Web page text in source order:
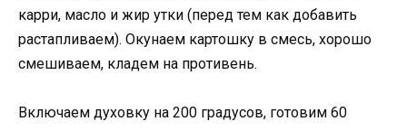
карри, масло и жир утки (перед тем как добавить
растапливаем). Окунаем картошку в смесь, хорошо
смешиваем, кладем на противень.
Включаем духовку на 200 градусов, готовим 60